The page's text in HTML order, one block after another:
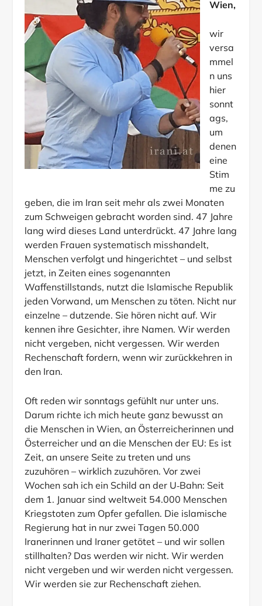
Wien,
wir
versa
mmel
n uns
hier
sonnt
ags,
um
denen
eine
Stim
me zu
geben, die im Iran seit mehr als zwei Monaten
zum Schweigen gebracht worden sind. 47 Jahre
lang wird dieses Land unterdrückt. 47 Jahre lang
werden Frauen systematisch misshandelt,
Menschen verfolgt und hingerichtet – und selbst
jetzt, in Zeiten eines sogenannten
Waffenstillstands, nutzt die Islamische Republik
jeden Vorwand, um Menschen zu töten. Nicht nur
einzelne – dutzende. Sie hören nicht auf. Wir
kennen ihre Gesichter, ihre Namen. Wir werden
nicht vergeben, nicht vergessen. Wir werden
Rechenschaft fordern, wenn wir zurückkehren in
den Iran.
Oft reden wir sonntags gefühlt nur unter uns.
Darum richte ich mich heute ganz bewusst an
die Menschen in Wien, an Österreicherinnen und
Österreicher und an die Menschen der EU: Es ist
Zeit, an unsere Seite zu treten und uns
zuzuhören – wirklich zuzuhören. Vor zwei
Wochen sah ich ein Schild an der U‑Bahn: Seit
dem 1. Januar sind weltweit 54.000 Menschen
Kriegstoten zum Opfer gefallen. Die islamische
Regierung hat in nur zwei Tagen 50.000
Iranerinnen und Iraner getötet – und wir sollen
stillhalten? Das werden wir nicht. Wir werden
nicht vergeben und wir werden nicht vergessen.
Wir werden sie zur Rechenschaft ziehen.